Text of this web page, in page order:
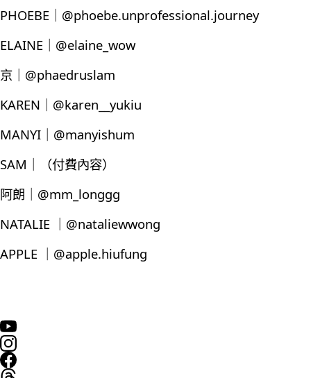
PHOEBE｜@phoebe.unprofessional.journey
ELAINE｜@elaine_wow
京｜@phaedruslam
KAREN｜@karen__yukiu
MANYI｜@manyishum
SAM｜（付費內容）
阿朗｜@mm_longgg
NATALIE ｜@nataliewwong
APPLE ｜@apple.hiufung